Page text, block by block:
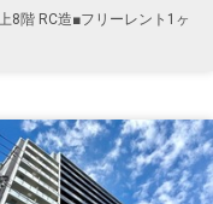
8階 RC造■フリーレント1ヶ